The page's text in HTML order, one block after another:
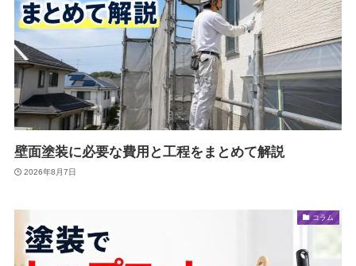
壁面塗装に必要な費用と工程をまとめて解説
2026年8月7日
コラム